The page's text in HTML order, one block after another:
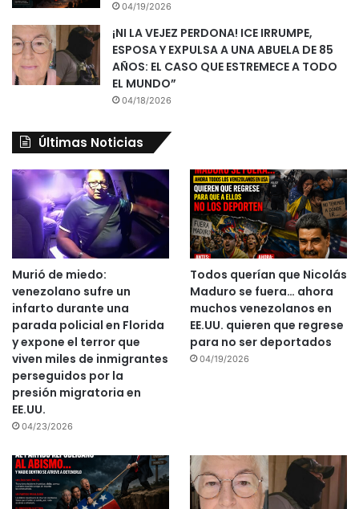
04/19/2026
¡NI LA VEJEZ PERDONA! ICE IRRUMPE,
ESPOSA Y EXPULSA A UNA ABUELA DE 85
AÑOS: EL CASO QUE ESTREMECE A TODO
EL MUNDO”
04/18/2026
Últimas Noticias
Murió de miedo:
venezolano sufre un
infarto durante una
parada policial en Florida
y expone el terror que
viven miles de inmigrantes
perseguidos por la
presión migratoria en
EE.UU.
04/23/2026
Todos querían que Nicolás
Maduro se fuera… ahora
muchos venezolanos en
EE.UU. quieren que regrese
para no ser deportados
04/19/2026